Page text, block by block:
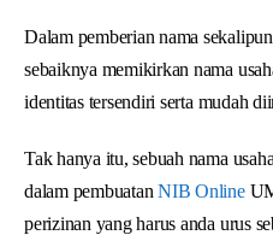
Dalam pemberian nama
sebaiknya memikirkan nama
identitas tersendiri serta mudah
Tak hanya itu, sebuah nama
dalam pembuatanNIB Online
perizinan yang harus anda urus